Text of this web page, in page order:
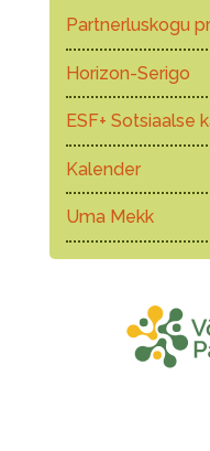
Partnerluskogu
Horizon-Serigo
ESF+ Sotsiaalse
Kalender
Uma Mekk